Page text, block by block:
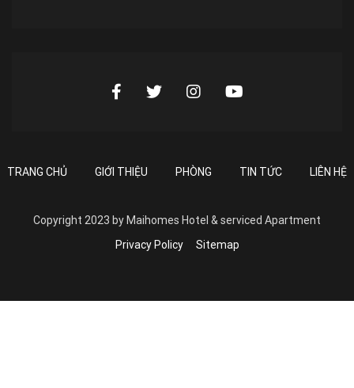
TRANG CHỦ GIỚI THIỆU PHÒNG TIN TỨC LIÊN HỆ
Copyright 2023 by Maihomes Hotel & serviced Apartment
Privacy Policy
Sitemap